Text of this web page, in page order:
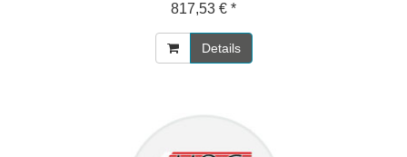
817,53 € *
Details